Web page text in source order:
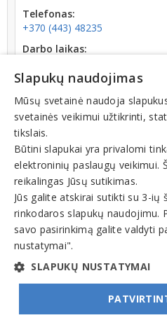
Telefonas:
+370 (443) 48235
Darbo laikas:
Kodas:
191274923
Registracijos data:
1999-10-19
Veiklos sritys
Religinės organizacijos,
© INFOMINTA, UAB. Visos teisės
Slapukų naudojimas
Mūsų svetainė naudoja
svetainės veikimui užtikrinti,
tikslais.
Būtini slapukai yra privalomi
elektroninių paslaugų veikimui.
reikalingas Jūsų sutikimas.
Jūs galite atskirai sutikti su 3-
rinkodaros slapukų naudojimu.
savo pasirinkimą galite valdyti
nustatymai".
SLAPUKŲ NUSTATYMAI